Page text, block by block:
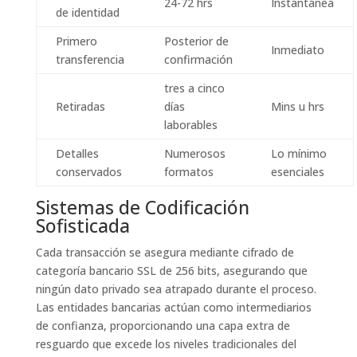
de identidad
Primero
transferencia
Posterior de
confirmación
Inmediato
Retiradas
tres a cinco
días
laborables
Mins u hrs
Detalles
conservados
Numerosos
formatos
Lo mínimo
esenciales
Sistemas de Codificación
Sofisticada
Cada transacción se asegura mediante cifrado de
categoría bancario SSL de 256 bits, asegurando que
ningún dato privado sea atrapado durante el proceso.
Las entidades bancarias actúan como intermediarios
de confianza, proporcionando una capa extra de
resguardo que excede los niveles tradicionales del